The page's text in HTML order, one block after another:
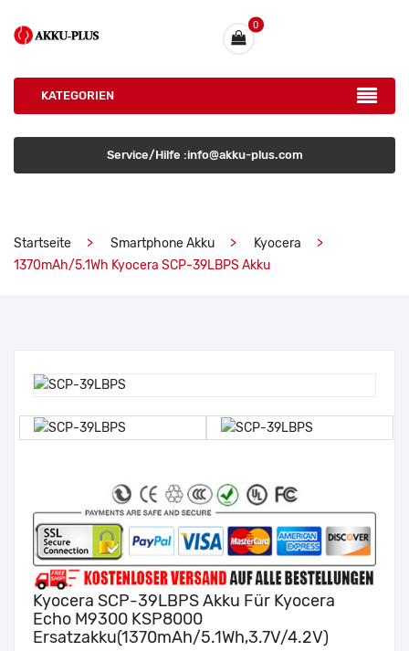
0
KATEGORIEN
Service/Hilfe :info@akku-plus.com
Startseite Smartphone Akku
Kyocera
1370mAh/5.1Wh Kyocera SCP-39LBPS Akku
Kyocera SCP-39LBPS Akku Für Kyocera
Echo M9300 KSP8000
Ersatzakku(1370mAh/5.1Wh,3.7V/4.2V)